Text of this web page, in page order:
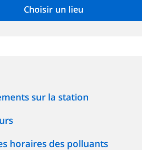
sur la station
horaires des polluants